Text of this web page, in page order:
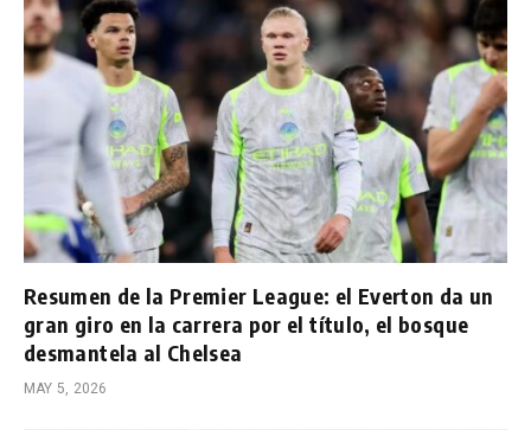
Resumen de la Premier League: el Everton da un
gran giro en la carrera por el título, el bosque
desmantela al Chelsea
MAY 5, 2026